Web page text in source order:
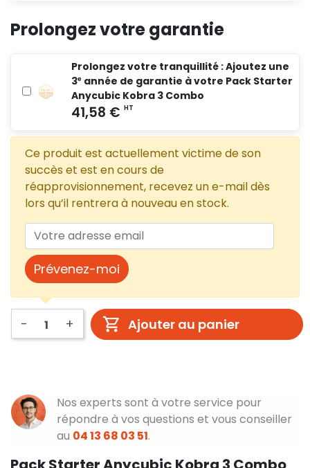
Prolongez votre garantie
Prolongez votre tranquillité : Ajoutez une
3ᵉ année de garantie à votre Pack Starter
Anycubic Kobra 3 Combo
Ce produit est actuellement victime de son
succès et est en cours de
réapprovisionnement, recevez un e-mail dès
lors qu’il rentrera à nouveau en stock.
Prévenez-moi
- + Ajouter au panier
Nos experts sont à votre service pour
répondre à vos questions et vous conseiller
au 04 13 68 03 51.